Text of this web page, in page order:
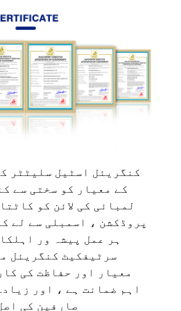
کنگریئل اسٹیل سلیٹٹر
کے معیار کو سختی سے
لمبائی کی لائن کو
پروڈکشن ، اسمبلی سے لے
ہر عمل پیشہ ور
سرٹیفکیٹ کنگریئل
معیار اور حفاظت کی
اہم ضمانت ہے ، اور
صارفین کی